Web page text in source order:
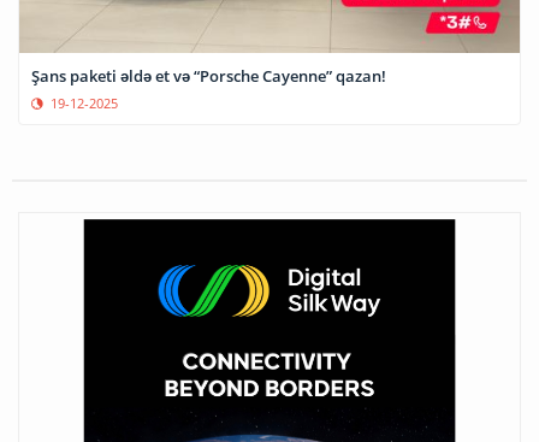
Şans paketi əldə et və “Porsche Cayenne” qazan!
19-12-2025